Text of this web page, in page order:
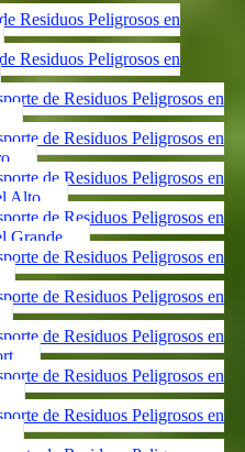
Residuos Peligrosos en
Residuos Peligrosos en
de Residuos Peligrosos en
de Residuos Peligrosos en
de Residuos Peligrosos en
Alto
de Residuos Peligrosos en
Grande
de Residuos Peligrosos en
de Residuos Peligrosos en
de Residuos Peligrosos en
de Residuos Peligrosos en
de Residuos Peligrosos en